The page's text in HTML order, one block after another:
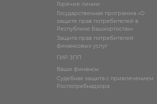
Горячие линии
Государственная программа «О
защите прав потребителей в
Республике Башкортостан»
Защита прав потребителей
финансовых услуг
ГИР ЗПП
Ваши финансы
Судебная защита с привлечением
Роспотребнадзора